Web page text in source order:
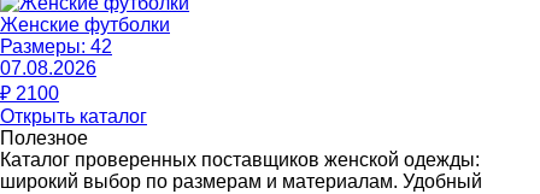
Женские футболки
Размеры: 42
07.08.2026
₽ 2100
Открыть каталог
Полезное
Каталог проверенных поставщиков женской одежды:
широкий выбор по размерам и материалам. Удобный